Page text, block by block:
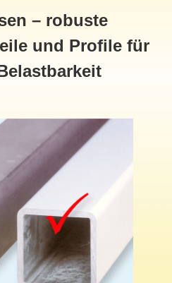
– robuste
und Profile für